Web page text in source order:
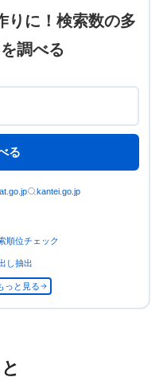
りに！検索数の多
調べる
る
kantei.go.jp
順位チェック
し抽出
っと見る